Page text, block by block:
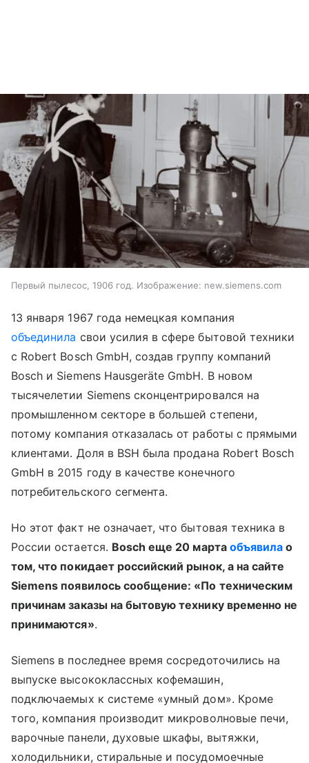
Первый пылесос, 1906 год. Изображение: new.siemens.com
13 января 1967 года немецкая компания
объединила свои усилия в сфере бытовой техники
с Robert Bosch GmbH, создав группу компаний
Bosch и Siemens Hausgeräte GmbH. В новом
тысячелетии Siemens сконцентрировался на
промышленном секторе в большей степени,
потому компания отказалась от работы с прямыми
клиентами. Доля в BSH была продана Robert Bosch
GmbH в 2015 году в качестве конечного
потребительского сегмента.
Но этот факт не означает, что бытовая техника в
России остается. Bosch еще 20 марта объявила о
том, что покидает российский рынок, а на сайте
Siemens появилось сообщение: «По техническим
причинам заказы на бытовую технику временно не
принимаются».
Siemens в последнее время сосредоточились на
выпуске высококлассных кофемашин,
подключаемых к системе «умный дом». Кроме
того, компания производит микроволновые печи,
варочные панели, духовые шкафы, вытяжки,
холодильники, стиральные и посудомоечные